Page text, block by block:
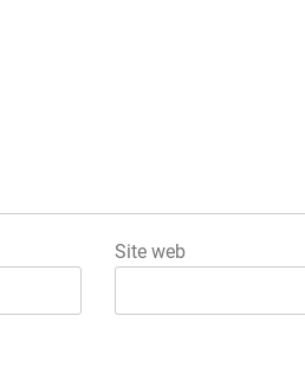
Site web